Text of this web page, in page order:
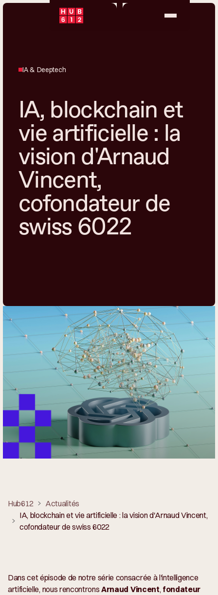
IA & Deeptech
IA, blockchain et
vie artificielle : la
vision d'Arnaud
Vincent,
cofondateur de
swiss 6022
Hub612
Actualités
IA, blockchain et vie artificielle : la vision d'Arnaud Vincent,
cofondateur de swiss 6022
Dans cet épisode de notre série consacrée à l'intelligence
artificielle, nous rencontronsArnaud Vincent, fondateur